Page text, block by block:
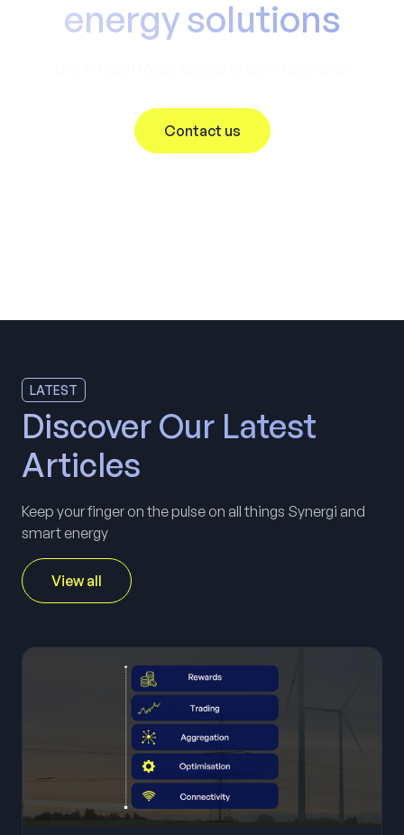
energy solutions
Contact us
LATEST
Discover Our Latest
Articles
Keep your finger on the pulse on all things Synergi and
smart energy
View all